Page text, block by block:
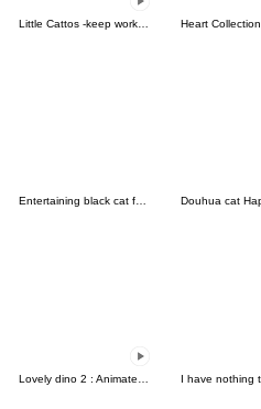
Heart Collection
Entertaining black cat face